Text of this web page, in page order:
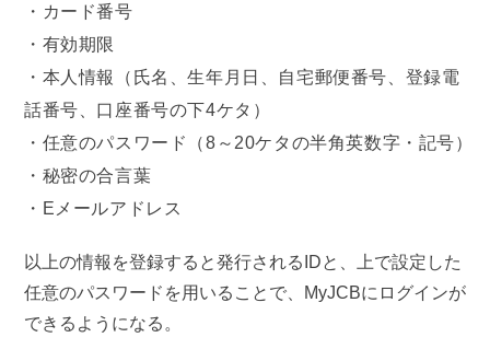
カード番号
有効期限
本人情報（氏名、生年月日、自宅郵便番号、登録電
話番号、口座番号の下4ケタ）
任意のパスワード（8～20ケタの半角英数字・記号）
秘密の合言葉
Eメールアドレス
以上の情報を登録すると発行されるIDと、上で設定した
任意のパスワードを用いることで、MyJCBにログインが
できるようになる。